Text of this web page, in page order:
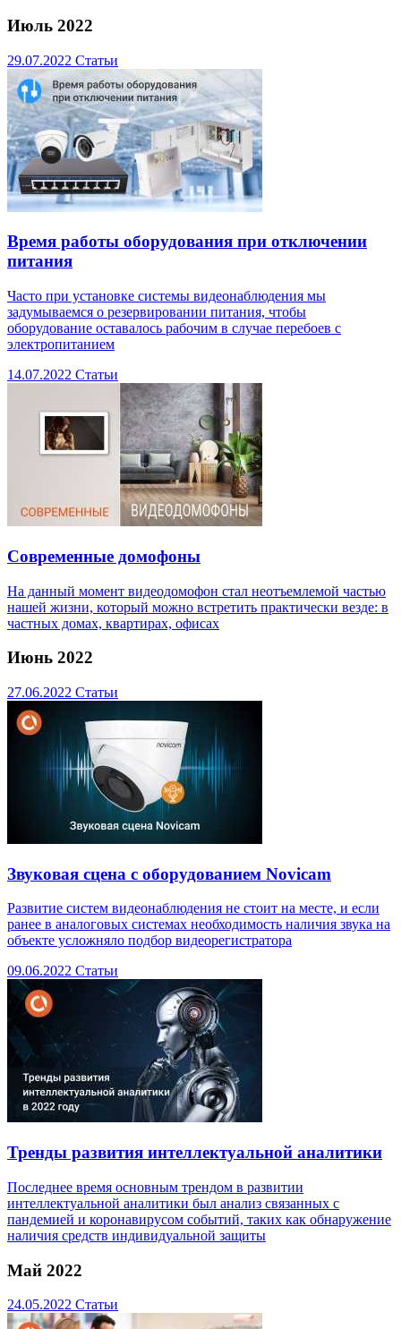
Июль 2022
29.07.2022 Статьи
Время работы оборудования при отключении
питания
Часто при установке системы видеонаблюдения мы
задумываемся о резервировании питания, чтобы
оборудование оставалось рабочим в случае перебоев с
электропитанием
14.07.2022 Статьи
Современные домофоны
На данный момент видеодомофон стал неотъемлемой частью
нашей жизни, который можно встретить практически везде: в
частных домах, квартирах, офисах
Июнь 2022
27.06.2022 Статьи
Звуковая сцена с оборудованием Novicam
Развитие систем видеонаблюдения не стоит на месте, и если
ранее в аналоговых системах необходимость наличия звука на
объекте усложняло подбор видеорегистратора
09.06.2022 Статьи
Тренды развития интеллектуальной аналитики
Последнее время основным трендом в развитии
интеллектуальной аналитики был анализ связанных с
пандемией и коронавирусом событий, таких как обнаружение
наличия средств индивидуальной защиты
Май 2022
24.05.2022 Статьи